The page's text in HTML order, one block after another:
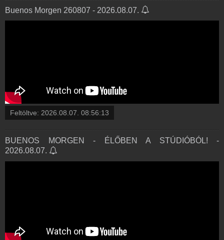
Buenos Morgen 260807 - 2026.08.07.
Feltöltve: 2026.08.07. 08:56:13
BUENOS MORGEN - ÉLŐBEN A STÚDIÓBÓL! -
2026.08.07.